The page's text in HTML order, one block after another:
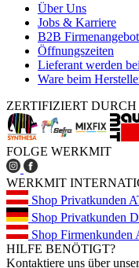
Über Uns
Jobs & Karriere
B2B
Öffnungszeiten
Lieferant werden
Ware beim
ZERTIFIZIERT DURCH
FOLGE WERKMIT
WERKMIT
Shop Privatkunden
Shop Privatkunden
Shop Firmenkunden
HILFE BENÖTIGT?
Kontaktiere uns über